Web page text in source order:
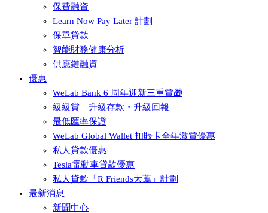
保費融資
Learn Now Pay Later 計劃
保單貸款
智能財務健康分析
供應鏈融資
優惠
WeLab Bank 6 周年迎新三重賞🎁
級級賞｜升級存款・升級回報
最低匯率保證
WeLab Global Wallet 扣賬卡全年激賞優惠
私人貸款優惠
Tesla電動車貸款優惠
私人貸款「R Friends大薦」計劃
最新消息
新聞中心